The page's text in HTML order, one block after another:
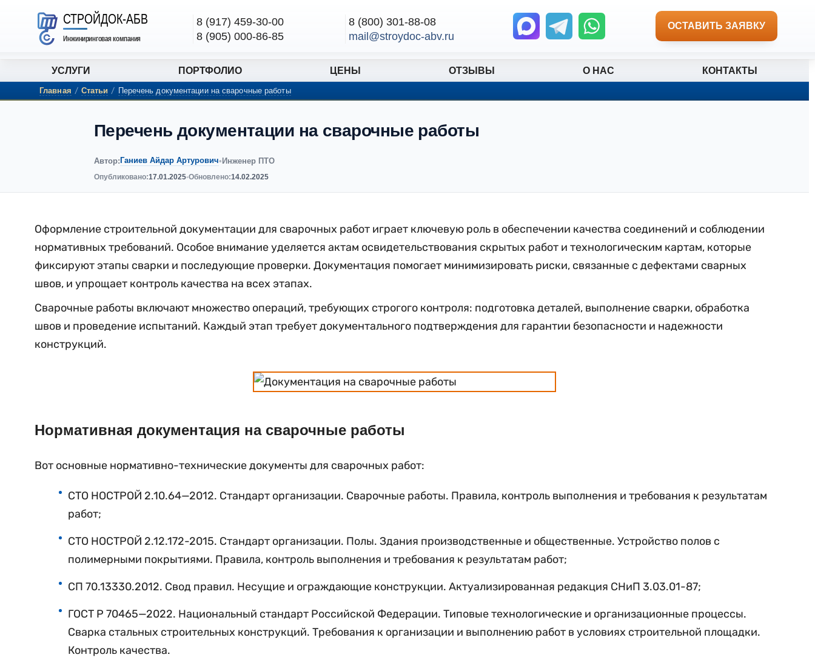
СТРОЙДОК-АБВ
Инжиниринговая компания
8 (917) 459-30-00
8 (905) 000-86-85
8 (800) 301-88-08
mail@stroydoc-abv.ru
ОСТАВИТЬ ЗАЯВКУ
УСЛУГИ ПОРТФОЛИО ЦЕНЫ ОТЗЫВЫ О НАС КОНТАКТЫ
Главная / Статьи / Перечень документации на сварочные работы
Перечень документации на сварочные работы
Автор: Ганиев Айдар Артурович•Инженер ПТО
Опубликовано:17.01.2025•Обновлено:14.02.2025
Оформление строительной документации для сварочных работ играет ключевую роль в обеспечении качества соединений и соблюдении
нормативных требований. Особое внимание уделяется актам освидетельствования скрытых работ и технологическим картам, которые
фиксируют этапы сварки и последующие проверки. Документация помогает минимизировать риски, связанные с дефектами сварных
швов, и упрощает контроль качества на всех этапах.
Сварочные работы включают множество операций, требующих строгого контроля: подготовка деталей, выполнение сварки, обработка
швов и проведение испытаний. Каждый этап требует документального подтверждения для гарантии безопасности и надежности
конструкций.
Нормативная документация на сварочные работы
Вот основные нормативно-технические документы для сварочных работ:
СТО НОСТРОЙ 2.10.64—2012. Стандарт организации. Сварочные работы. Правила, контроль выполнения и требования к результатам
работ;
СТО НОСТРОЙ 2.12.172-2015. Стандарт организации. Полы. Здания производственные и общественные. Устройство полов с
полимерными покрытиями. Правила, контроль выполнения и требования к результатам работ;
СП 70.13330.2012. Свод правил. Несущие и ограждающие конструкции. Актуализированная редакция СНиП 3.03.01-87;
ГОСТ Р 70465—2022. Национальный стандарт Российской Федерации. Типовые технологические и организационные процессы.
Сварка стальных строительных конструкций. Требования к организации и выполнению работ в условиях строительной площадки.
Контроль качества.